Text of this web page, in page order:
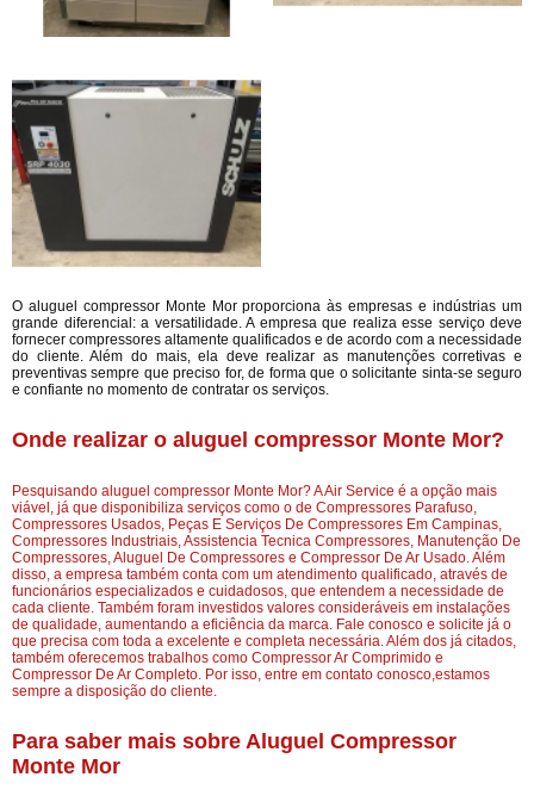
O aluguel compressor Monte Mor proporciona às empresas e indústrias um
grande diferencial: a versatilidade. A empresa que realiza esse serviço deve
fornecer compressores altamente qualificados e de acordo com a necessidade
do cliente. Além do mais, ela deve realizar as manutenções corretivas e
preventivas sempre que preciso for, de forma que o solicitante sinta-se seguro
e confiante no momento de contratar os serviços.
Onde realizar o aluguel compressor Monte Mor?
Pesquisando aluguel compressor Monte Mor? A Air Service é a opção mais
viável, já que disponibiliza serviços como o de Compressores Parafuso,
Compressores Usados, Peças E Serviços De Compressores Em Campinas,
Compressores Industriais, Assistencia Tecnica Compressores, Manutenção De
Compressores, Aluguel De Compressores e Compressor De Ar Usado. Além
disso, a empresa também conta com um atendimento qualificado, através de
funcionários especializados e cuidadosos, que entendem a necessidade de
cada cliente. Também foram investidos valores consideráveis em instalações
de qualidade, aumentando a eficiência da marca. Fale conosco e solicite já o
que precisa com toda a excelente e completa necessária. Além dos já citados,
também oferecemos trabalhos como Compressor Ar Comprimido e
Compressor De Ar Completo. Por isso, entre em contato conosco,estamos
sempre a disposição do cliente.
Para saber mais sobre Aluguel Compressor
Monte Mor